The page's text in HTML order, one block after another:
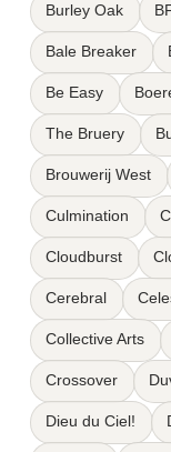
Burley Oak
Bale Breaker
Be Easy
The Bruery
Brouwerij West
Culmination
Cloudburst
Cerebral
Collective Arts
Crossover
Dieu du Ciel!